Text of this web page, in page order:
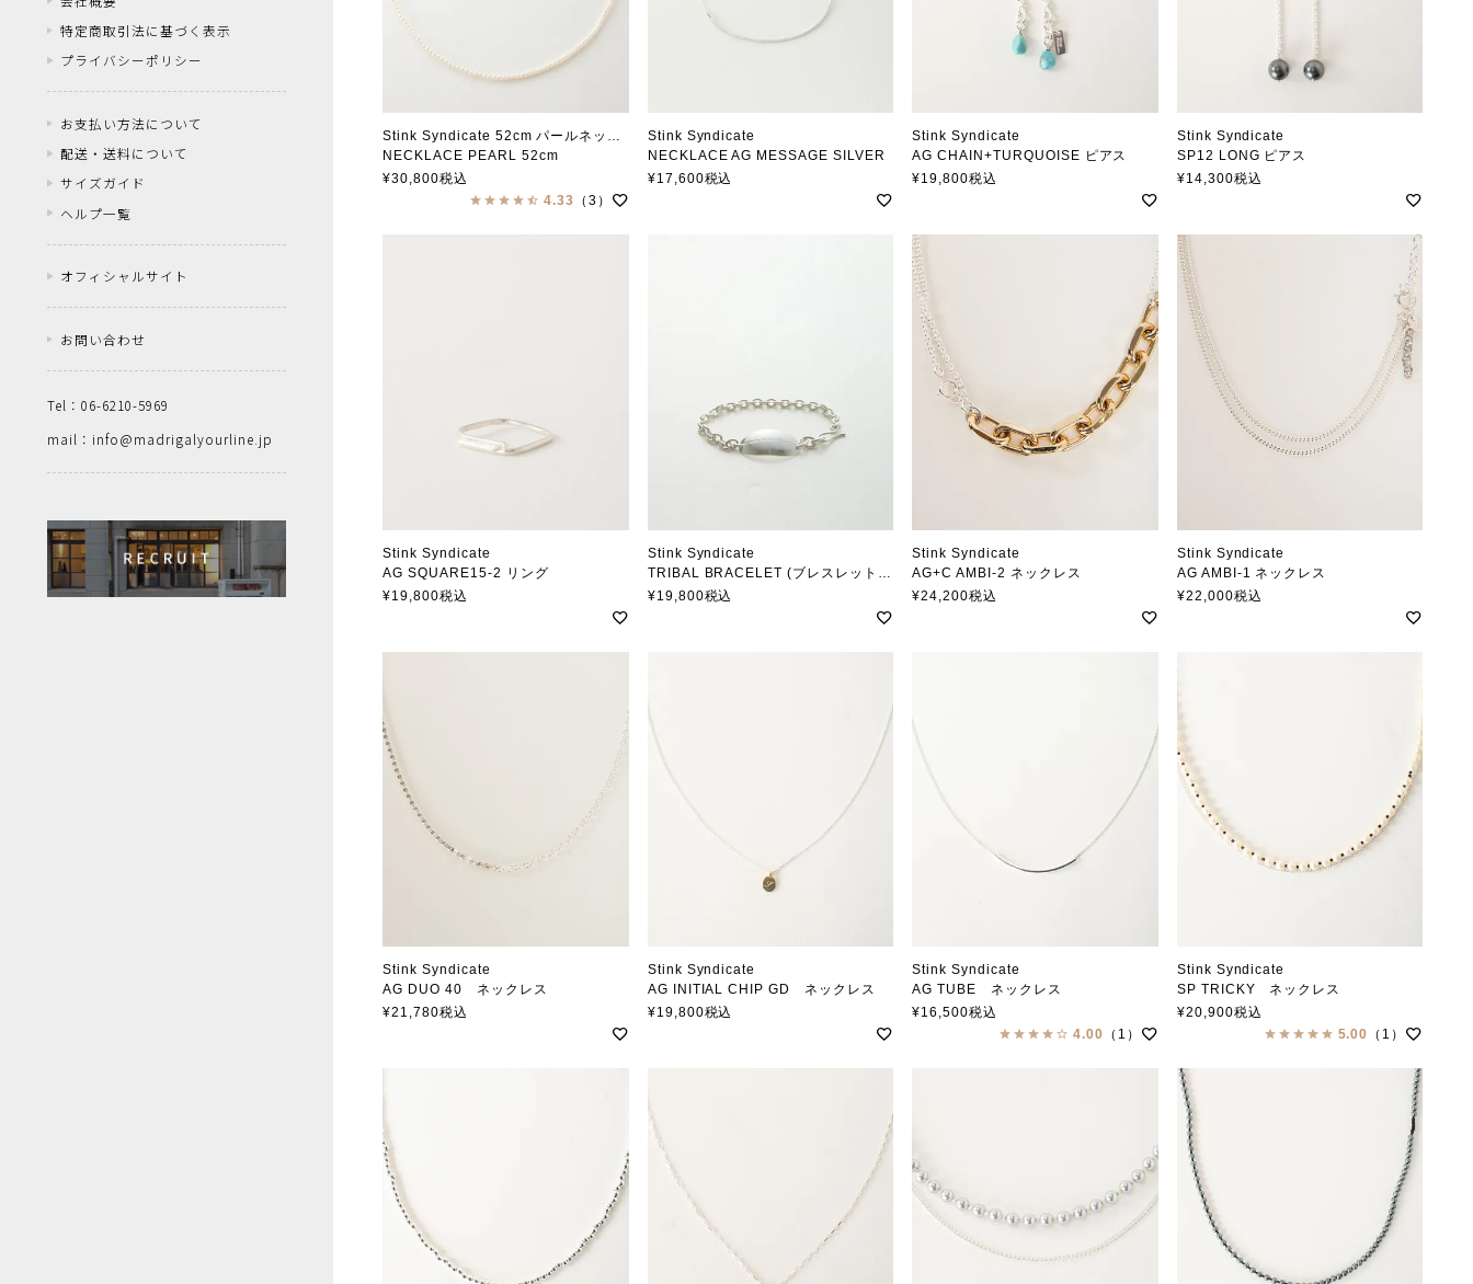
Stink Syndicate 52cm パールネックレス
NECKLACE PEARL 52cm
スティンクシンジケート
¥30,800税込
4.33 （3）
Stink Syndicate
NECKLACE AG MESSAGE SILVER
スティンクシンジケート
¥17,600税込
Stink Syndicate
AG CHAIN+TURQUOISE ピアス
スティンクシンジケート
¥19,800税込
Stink Syndicate
SP12 LONG ピアス
スティンクシンジケート
¥14,300税込
Stink Syndicate
AG SQUARE15-2 リング
スティンクシンジケート
¥19,800税込
Stink Syndicate
TRIBAL BRACELET (ブレスレット) SILVER
スティンクシンジケート
¥19,800税込
Stink Syndicate
AG+C AMBI-2 ネックレス
スティンクシンジケート
¥24,200税込
Stink Syndicate
AG AMBI-1 ネックレス
スティンクシンジケート
¥22,000税込
Stink Syndicate
AG DUO 40 ネックレス
スティンクシンジケート
¥21,780税込
Stink Syndicate
AG INITIAL CHIP GD ネックレス
スティンクシンジケート
¥19,800税込
Stink Syndicate
AG TUBE ネックレス
スティンクシンジケート
¥16,500税込
4.00 （1）
Stink Syndicate
SP TRICKY ネックレス
スティンクシンジケート
¥20,900税込
5.00 （1）
特定商取引法に基づく表示
プライバシーポリシー
お支払い方法について
配送・送料について
サイズガイド
ヘルプ一覧
オフィシャルサイト
お問い合わせ
Tel：06-6210-5969
mail：info@madrigalyourline.jp